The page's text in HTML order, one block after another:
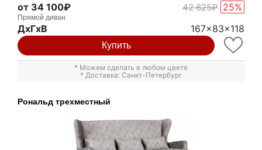
от 34 100₽ 42 625₽ 25%
Прямой диван
ДxГxВ 167x83x118
Купить
* Можем сделать в любом цвете
* Доставка: Санкт-Петербург
Рональд трехместный